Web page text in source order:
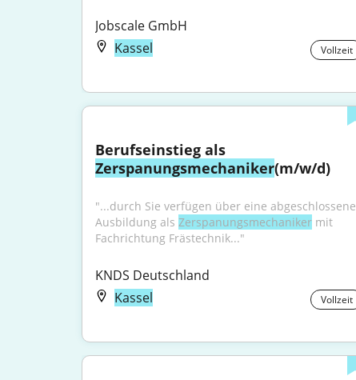
Jobscale GmbH
Kassel
Vollzeit
Zerspanungsmechaniker(m/w/d)
"...durch Sie verfügen über eine abgeschlossene
Ausbildung als Zerspanungsmechaniker mit
Fachrichtung Frästechnik..."
KNDS Deutschland
Kassel
Vollzeit